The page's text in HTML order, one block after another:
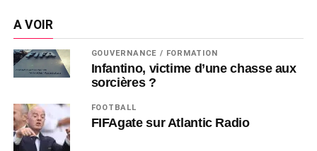
A VOIR
GOUVERNANCE / FORMATION
Infantino, victime d’une chasse aux
sorcières ?
FOOTBALL
FIFAgate sur Atlantic Radio